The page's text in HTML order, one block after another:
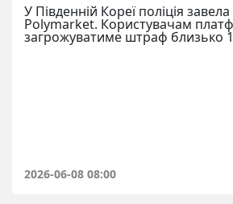
У Південній Кореї поліція
Polymarket. Користувачам
загрожуватиме штраф близько
2026-06-08 08:00